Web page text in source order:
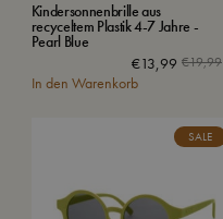
Kindersonnenbrille aus
recyceltem Plastik 4-7 Jahre -
Pearl Blue
€19,99
€13,99
In den Warenkorb
SALE